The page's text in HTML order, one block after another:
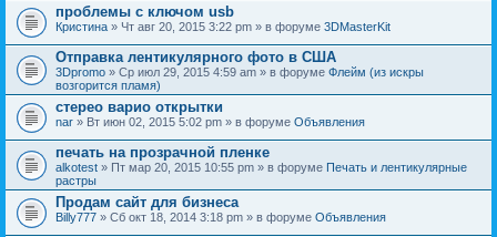
проблемы с ключом usb
Кристина » Чт авг 20, 2015 3:22 pm » в форуме 3DMasterKit
Отправка лентикулярного фото в США
3Dpromo » Ср июл 29, 2015 4:59 am » в форуме Флейм (из искры
возгорится пламя)
стерео варио открытки
nar » Вт июн 02, 2015 5:02 pm » в форуме Объявления
печать на прозрачной пленке
alkotest » Пт мар 20, 2015 10:55 pm » в форуме Печать и лентикулярные
растры
Продам сайт для бизнеса
Billy777 » Сб окт 18, 2014 3:18 pm » в форуме Объявления